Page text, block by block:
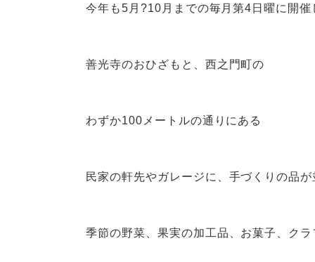
今年も5月?10月までの毎月第4日曜に開催
善光寺のおひざもと、西之門町の
わずか100メートルの通りにある
民家の軒先やガレージに、手づくりの品が
季節の野菜、果実の加工品、お菓子、クラ